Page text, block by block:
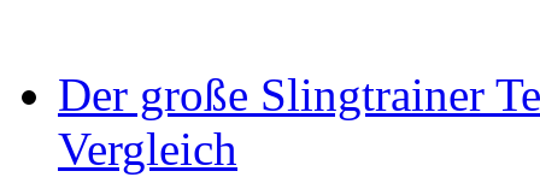
Der große Slingtrainer
Vergleich